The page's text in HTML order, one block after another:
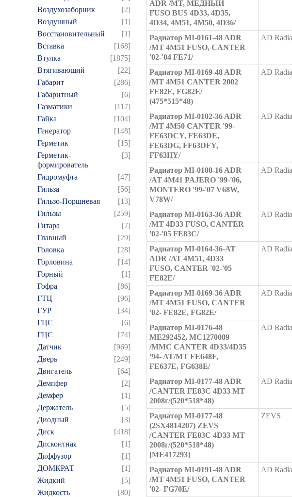
Воздухозаборник
[2]
Воздушный
[1]
Восстановительный
[1]
Вставка
[168]
Втулка
[1875]
Втягивающий
[22]
Габарит
[286]
Габаритный
[6]
Газматики
[117]
Гайка
[104]
Генератор
[148]
Герметик
[15]
Герметик-
формирователь
[3]
Гидромуфта
[47]
Гильза
[56]
Гильзо-Поршневая
[13]
Гильзы
[259]
Гитара
[7]
Главный
[29]
Головка
[28]
Горловина
[14]
Горный
[1]
Гофра
[86]
ГТЦ
[96]
ГУР
[34]
ГЦC
[6]
ГЦС
[74]
Датчик
[969]
Дверь
[249]
Двигатель
[64]
Демпфер
[2]
Демфер
[1]
Держатель
[5]
Диодный
[3]
Диск
[418]
Дисконтная
[1]
Диффузор
[1]
ДОМКРАТ
[1]
Жидкий
[5]
Жидкость
[80]
ADR /MT, МЕДНЫЙ
FUSO BUS 4D33, 4D35,
4D34, 4M51, 4M50, 4D36/
Радиатор MI-0161-48 ADR
/MT 4M51 FUSO, CANTER
'02-'04 FE71/
AD
Радиатор MI-0169-48 ADR
/MT 4M51 CANTER 2002
FE82E, FG82E/
(475*515*48)
AD
Радиатор MI-0102-36 ADR
/MT 4M50 CANTER '99-
FE63DCY, FE63DE,
FE63DG, FF63DFY,
FF63HY/
AD
Радиатор MI-0108-16 ADR
/AT 4M41 PAJERO '99-'06,
MONTERO '99-'07 V68W,
V78W/
AD
Радиатор MI-0163-36 ADR
/MT 4D33 FUSO, CANTER
'02-'05 FE83C/
AD
Радиатор MI-0164-36-AT
ADR /AT 4M51, 4D33
FUSO, CANTER '02-'05
FE82E/
AD
Радиатор MI-0169-36 ADR
/MT 4M51 FUSO, CANTER
'02- FE82E, FG82E/
AD
Радиатор MI-0176-48
ME292452, MC1270089
/MMC CANTER 4D33/4D35
'94- AT/MT FE648F,
FE637E, FG638E/
AD
Радиатор MI-0177-48 ADR
/CANTER FE83C 4D33 MT
2008г/(520*518*48)
AD
Радиатор MI-0177-48
(2SX4814207) ZEVS
/CANTER FE83C 4D33 MT
2008г/(520*518*48)
[ME417293]
ZEVS
Радиатор MI-0191-48 ADR
/MT 4M51 FUSO, CANTER
'02- FG70E/
AD